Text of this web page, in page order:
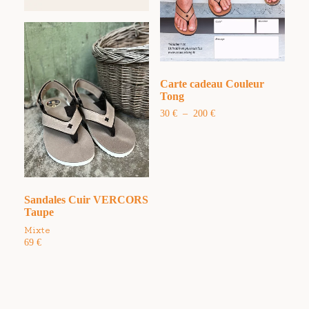
Sandales Cuir VERCORS
Taupe
Mixte
69 €
Carte cadeau Couleur
Tong
30 € – 200 €Plage